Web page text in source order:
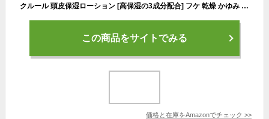
クルール 頭皮保湿ローション [高保湿の3成分配合] フケ 乾燥 かゆみ 頭皮ケア 150ml
この商品をサイトでみる
価格と在庫をAmazonでチェック >>